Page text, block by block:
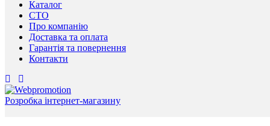
Каталог
СТО
Про компанію
Доставка та оплата
Гарантія та повернення
Контакти
Розробка інтернет-магазину